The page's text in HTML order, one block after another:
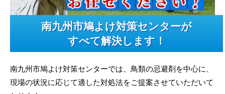
南九州市鳩よけ対策センターが
すべて解決します！
南九州市鳩よけ対策センターでは、鳥類の忌避剤を中心に、
現場の状況に応じて適した対処法をご提案させていただいて